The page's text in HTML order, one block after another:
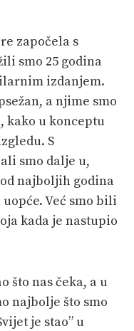
započela s
smo 25 godina
izdanjem.
a njime smo
u konceptu
S
smo dalje u,
najboljih godina
Već smo bili
kada je nastupio
što nas čeka, a u
najbolje što smo
je stao” u